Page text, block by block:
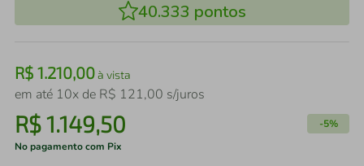
40.333 pontos
R$ 1.210,00à vista
em até 10x de R$ 121,00 s/juros
R$1.149,50 -5%
No pagamento com Pix